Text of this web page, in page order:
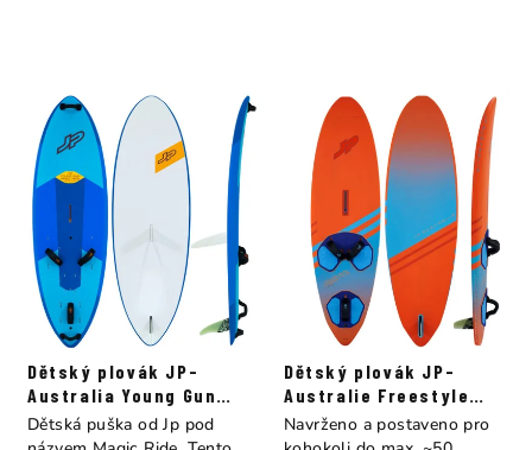
Dětský plovák JP-
Australia Young Gun
Magic Ride Es+Eva
Dětská puška od Jp pod
Dětský plovák JP-
Australie Freestyle
Young Gun
Navrženo a postaveno pro